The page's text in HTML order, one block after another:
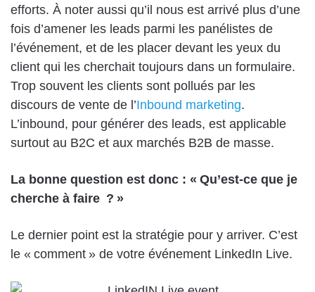
efforts. À noter aussi qu’il nous est arrivé plus d’une
fois d’amener les leads parmi les panélistes de
l’événement, et de les placer devant les yeux du
client qui les cherchait toujours dans un formulaire.
Trop souvent les clients sont pollués par les
discours de vente de l’Inbound marketing.
L’inbound, pour générer des leads, est applicable
surtout au B2C et aux marchés B2B de masse.
La bonne question est donc : « Qu’est-ce que je
cherche à faire ? »
Le dernier point est la stratégie pour y arriver. C’est
le « comment » de votre événement LinkedIn Live.